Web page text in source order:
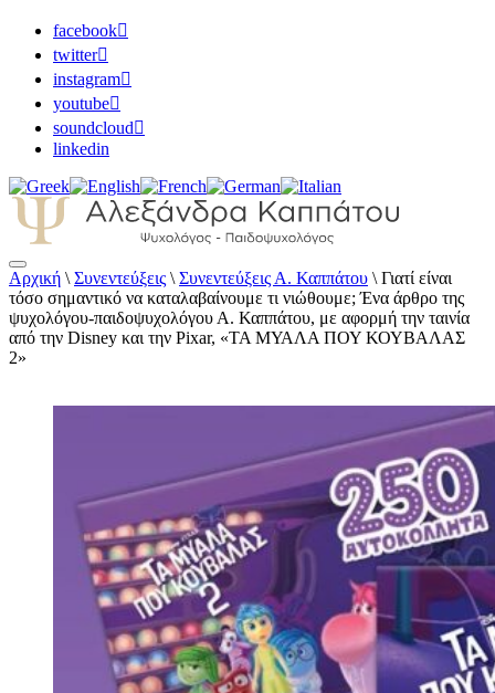
facebook
twitter
instagram
youtube
soundcloud
linkedin
Αλεξάνδρα Καππάτου Ψυχολόγος –
Παιδοψυχολόγος
Αρχική \ Συνεντεύξεις \ Συνεντεύξεις Α. Καππάτου \ Γιατί είναι
τόσο σημαντικό να καταλαβαίνουμε τι νιώθουμε; Ένα άρθρο της
ψυχολόγου-παιδοψυχολόγου Α. Καππάτου, με αφορμή την ταινία
από την Disney και την Pixar, «ΤΑ ΜΥΑΛΑ ΠΟΥ ΚΟΥΒΑΛΑΣ
2»